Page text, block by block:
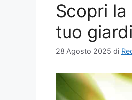
Scopri
tuo
28 Agosto 2025 di